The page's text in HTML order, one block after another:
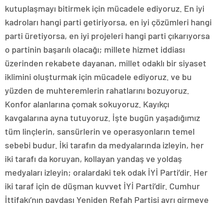
kutuplaşmayı bitirmek için mücadele ediyoruz. En iyi
kadroları hangi parti getiriyorsa, en iyi çözümleri hangi
parti üretiyorsa, en iyi projeleri hangi parti çıkarıyorsa
o partinin başarılı olacağı; millete hizmet iddiası
üzerinden rekabete dayanan, millet odaklı bir siyaset
iklimini oluşturmak için mücadele ediyoruz. ve bu
yüzden de muhteremlerin rahatlarını bozuyoruz.
Konfor alanlarına çomak sokuyoruz. Kayıkçı
kavgalarına ayna tutuyoruz. İşte bugün yaşadığımız
tüm linçlerin, sansürlerin ve operasyonların temel
sebebi budur. İki tarafın da medyalarında izleyin, her
iki tarafı da koruyan, kollayan yandaş ve yoldaş
medyaları izleyin; oralardaki tek odak İYİ Parti’dir. Her
iki taraf için de düşman kuvvet İYİ Parti’dir. Cumhur
İttifakı’nın paydaşı Yeniden Refah Partisi ayrı girmeye